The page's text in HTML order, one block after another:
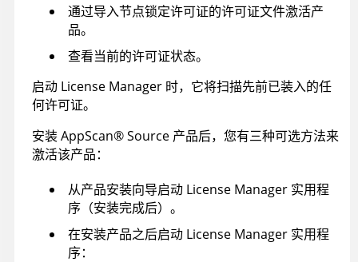
通过导入节点锁定许可证的许可证文件激活产
品。
查看当前的许可证状态。
启动 License Manager 时，它将扫描先前已装入的任
何许可证。
安装AppScan®Source 产品后，您有三种可选方法来
激活该产品：
从产品安装向导启动 License Manager 实用程
序（安装完成后）。
在安装产品之后启动 License Manager 实用程
序：